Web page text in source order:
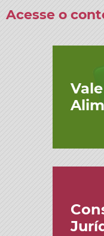
Acesse o
Vale